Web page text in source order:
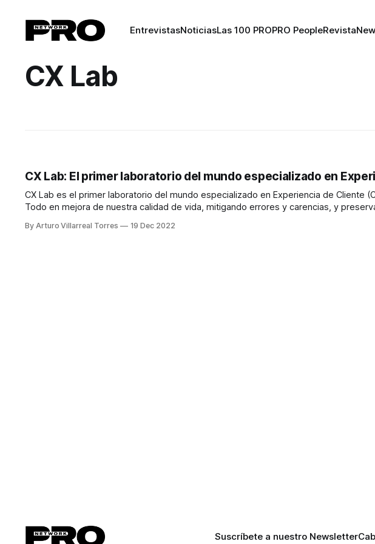
EntrevistasNoticiasLas 100 PROPRO PeopleRevista
CX Lab
CX Lab: El primer laboratorio del mundo especializado en
CX Lab es el primer laboratorio del mundo especializado en Experiencia de Cliente
Todo en mejora de nuestra calidad de vida, mitigando errores y carencias, y
By Arturo Villarreal Torres 19 Dec 2022
Suscríbete a nuestro Newsletter